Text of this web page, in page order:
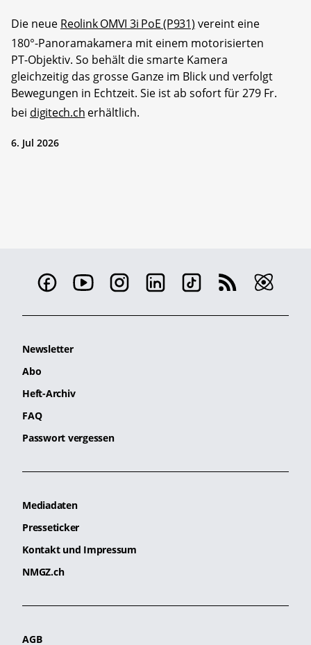
Die neue Reolink OMVI 3i PoE (P931) vereint eine
180°-Panoramakamera mit einem motorisierten
PT-Objektiv. So behält die smarte Kamera
gleichzeitig das grosse Ganze im Blick und verfolgt
Bewegungen in Echtzeit. Sie ist ab sofort für 279 Fr.
bei digitech.ch erhältlich.
6. Jul 2026
Newsletter
Abo
Heft-Archiv
FAQ
Passwort vergessen
Mediadaten
Presseticker
Kontakt und Impressum
NMGZ.ch
AGB